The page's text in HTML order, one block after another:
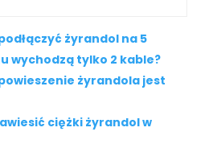
żyrandol na 5
wychodzą tylko 2 kable?
żyrandola jest
ciężki żyrandol w